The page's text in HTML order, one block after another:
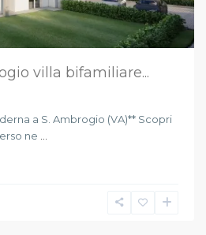
villa bifamiliare...
a S. Ambrogio (VA)** Scopri
ne